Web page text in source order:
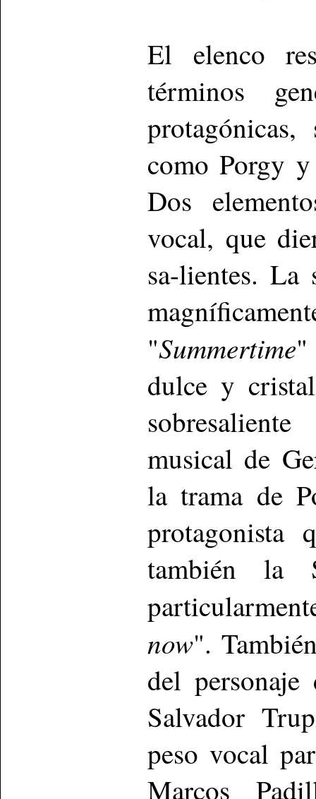
El elenco
términos
como Porgy
Dos
vocal, que
sa-lientes. La
"Summertime"
dulce y
musical de
la trama de
protagonista
también la
now".
del
Salvador
peso vocal
Marcos